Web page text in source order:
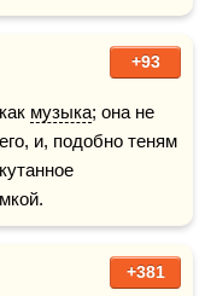
+93
музыка; она не
и, подобно теням
+381